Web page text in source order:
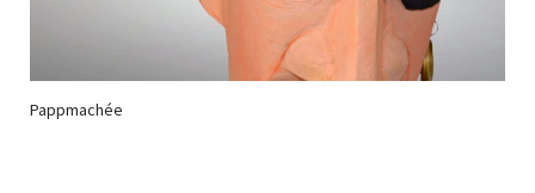
Pappmachée